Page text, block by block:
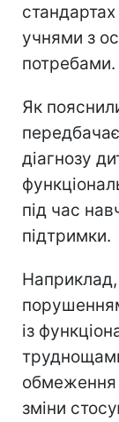
стандартах
учнями з
потребами.
Як
діагнозу
під час
підтримки.
із
обмеження
зміни